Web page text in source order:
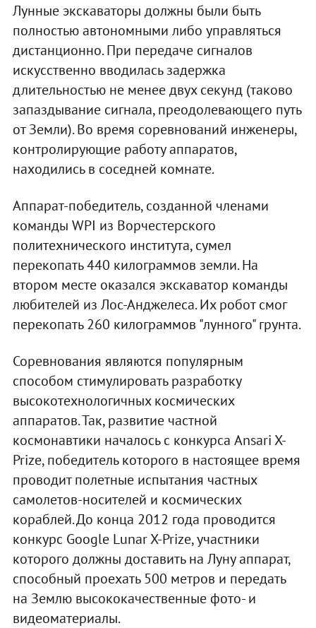
Лунные экскаваторы должны были быть
полностью автономными либо управляться
дистанционно. При передаче сигналов
искусственно вводилась задержка
длительностью не менее двух секунд (таково
запаздывание сигнала, преодолевающего путь
от Земли). Во время соревнований инженеры,
контролирующие работу аппаратов,
находились в соседней комнате.
Аппарат-победитель, созданной членами
команды WPI из Ворчестерского
политехнического института, сумел
перекопать 440 килограммов земли. На
втором месте оказался экскаватор команды
любителей из Лос-Анджелеса. Их робот смог
перекопать 260 килограммов "лунного" грунта.
Соревнования являются популярным
способом стимулировать разработку
высокотехнологичных космических
аппаратов. Так, развитие частной
космонавтики началось с конкурса Ansari X-
Prize, победитель которого в настоящее время
проводит полетные испытания частных
самолетов-носителей и космических
кораблей. До конца 2012 года проводится
конкурс Google Lunar X-Prize, участники
которого должны доставить на Луну аппарат,
способный проехать 500 метров и передать
на Землю высококачественные фото- и
видеоматериалы.